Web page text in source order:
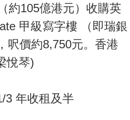
約105億港元）收購英
甲級寫字樓 （即瑞銀
呎價約8,750元。香港
悅琴)
3 年收租及半